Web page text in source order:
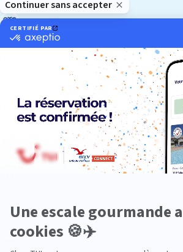
Luxe
Neige
Plongée
Premium